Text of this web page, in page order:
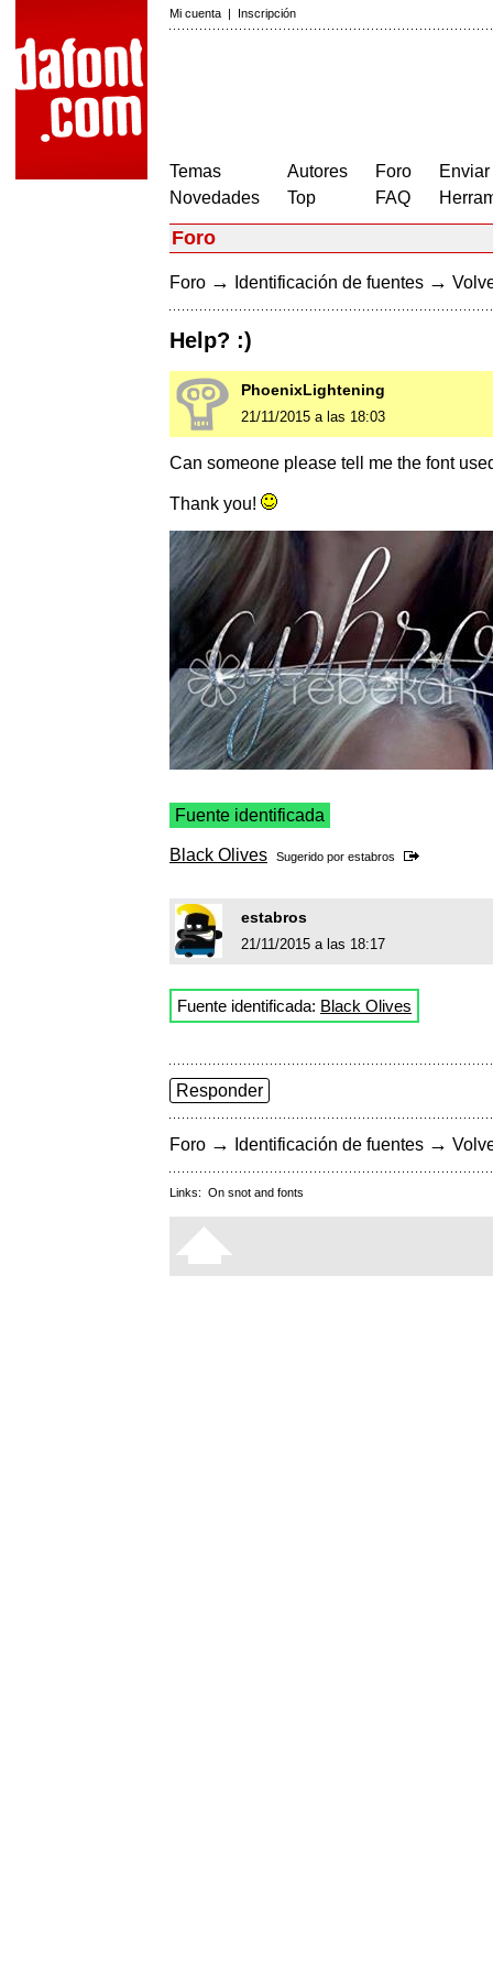
Mi cuenta | Inscripción
Temas
Novedades
Autores
Top
Foro
FAQ
Foro
Foro → Identificación de fuentes →
Help? :)
PhoenixLightening
21/11/2015 a las 18:03
Can someone please tell me the font
Thank you!
Fuente identificada
Black Olives Sugerido por estabros
estabros
21/11/2015 a las 18:17
Fuente identificada: Black Olives
Responder
Foro → Identificación de fuentes →
Links: On snot and fonts